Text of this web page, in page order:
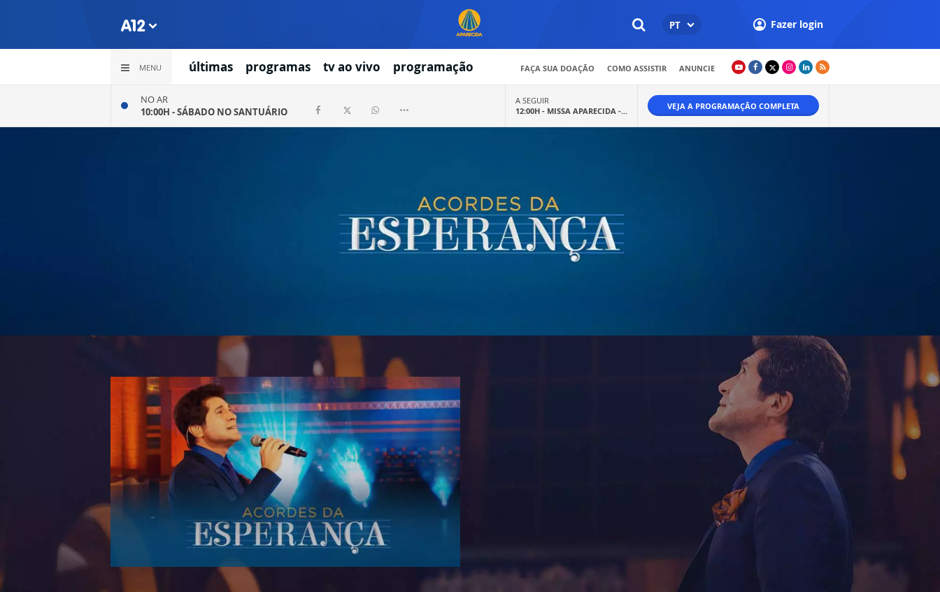
PT Fazer login
MENU últimas programas tv ao vivo programação FAÇA SUA DOAÇÃO COMO ASSISTIR ANUNCIE
NO AR
10:00H -SÁBADO NO SANTUÁRIO
A SEGUIR
12:00H - MISSA APARECIDA -... VEJA A PROGRAMAÇÃO COMPLETA